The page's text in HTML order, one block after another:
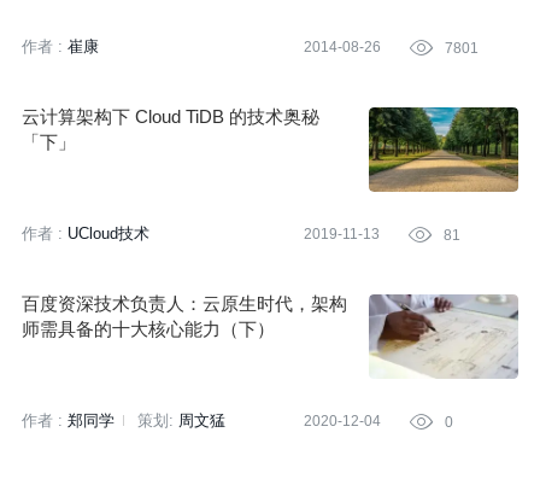
作者 : 崔康 2014-08-26  7801
云计算架构下 Cloud TiDB 的技术奥秘
「下」
作者 : UCloud技术 2019-11-13  81
百度资深技术负责人：云原生时代，架构
师需具备的十大核心能力（下）
作者 : 郑同学 策划: 周文猛 2020-12-04  0